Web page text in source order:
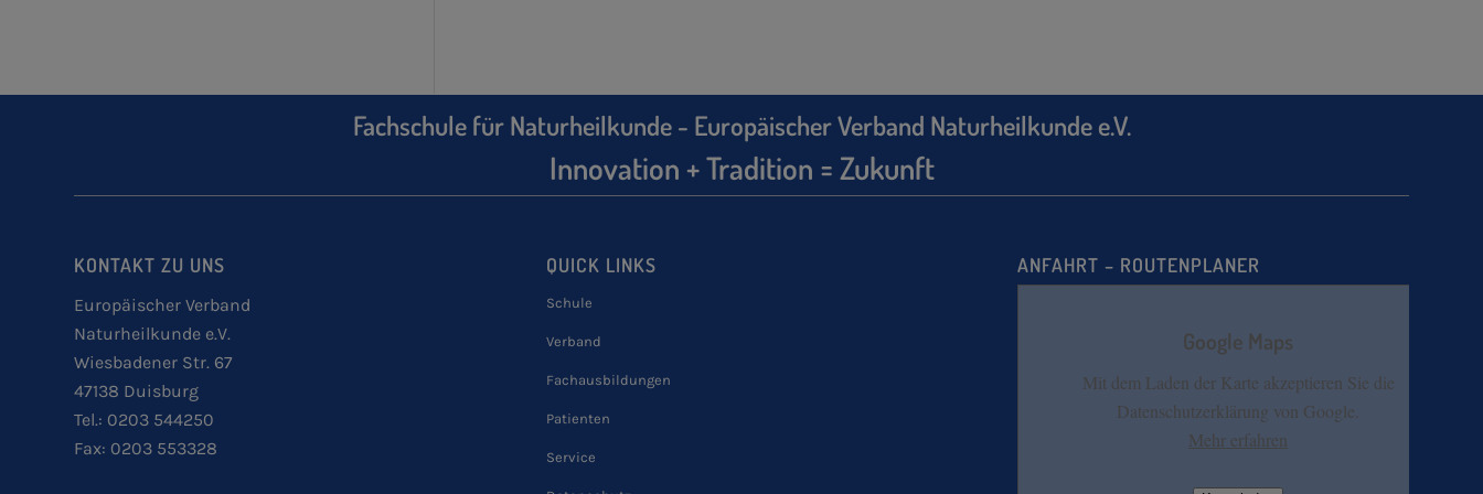
Fachschule für Naturheilkunde - Europäischer Verband Naturheilkunde e.V.
Innovation + Tradition = Zukunft
KONTAKT ZU UNS
Europäischer Verband
Naturheilkunde e.V.
Wiesbadener Str. 67
47138 Duisburg
Tel.: 0203 544250
Fax: 0203 553328
QUICK LINKS
Schule
Verband
Fachausbildungen
Patienten
Service
ANFAHRT – ROUTENPLANER
Google Maps
Mit dem Laden der Karte akzeptieren Sie die
Datenschutzerklärung von Google.
Mehr erfahren